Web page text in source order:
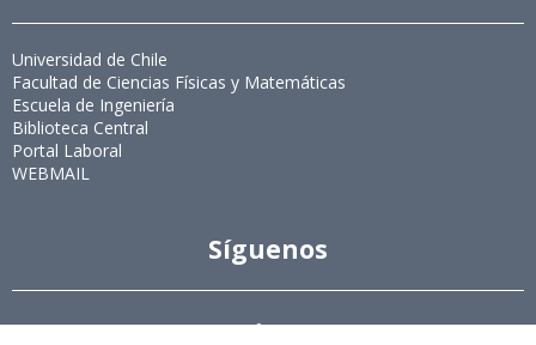
Universidad de Chile
Facultad de Ciencias Físicas y Matemáticas
Escuela de Ingeniería
Biblioteca Central
Portal Laboral
WEBMAIL
Síguenos
Twitter LinkedIn